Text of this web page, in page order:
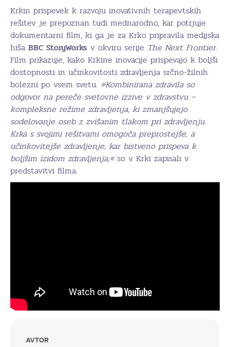
Krkin prispevek k razvoju inovativnih terapevtskih
rešitev je prepoznan tudi mednarodno, kar potrjuje
dokumentarni film, ki ga je za Krko pripravila medijska
hiša BBC StoryWorks v okviru serije The Next Frontier.
Film prikazuje, kako Krkine inovacije prispevajo k boljši
dostopnosti in učinkovitosti zdravljenja srčno-žilnih
bolezni po vsem svetu. »Kombinirana zdravila so
odgovor na pereče svetovne izzive v zdravstvu –
kompleksne režime zdravljenja, ki zmanjšujejo
sodelovanje oseb z zvišanim tlakom pri zdravljenju.
Krka s svojimi rešitvami omogoča preprostejše, a
učinkovitejše zdravljenje, kar bistveno prispeva k
boljšim izidom zdravljenja,«so v Krki zapisali v
predstavitvi filma.
AVTOR